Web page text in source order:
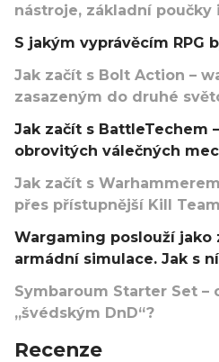
nástroje, základní
S jakým vyprávěcím RPG
Jak začít s Bolt Action –
zasazeným do druhé
Jak začít s BattleTechem
obrovitých válečných
Jak začít s
přes přístupnější Kill Team
Wargaming poslouží jako
armádní simulace. Jak s
Symbaroum Starter Set –
„švédským DnD“?
Recenze